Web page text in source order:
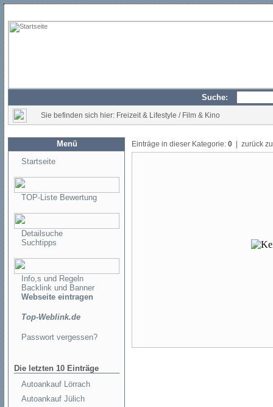
Suche:
Sie befinden sich hier: Freizeit & Lifestyle / Film & Kino
Menü
Startseite
TOP-Liste Bewertung
Detailsuche
Suchtipps
Info,s und Regeln
Backlink und Banner
Webseite eintragen
Top-Weblink.de
Passwort vergessen?
Die letzten 10 Einträge
Autoankauf Lörrach
Autoankauf Jülich
Einträge in dieser Kategorie: 0 | zurück